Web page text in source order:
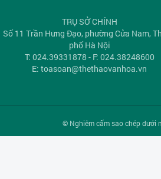
TRỤ SỞ CHÍNH
Số 11 Trần Hưng Đạo, phường Cửa Nam,
phố Hà Nội
T: 024.39331878 - F: 024.38248600
E:toasoan@thethaovanhoa.vn
© Nghiêm cấm sao chép dưới